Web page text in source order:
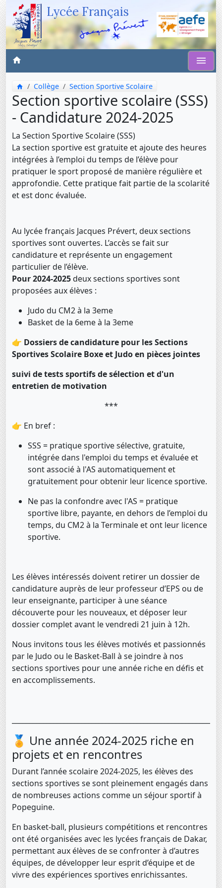
Lycée Français
Collège Section Sportive Scolaire
Section sportive scolaire (SSS)
- Candidature 2024-2025
La Section Sportive Scolaire (SSS)
La section sportive est gratuite et ajoute des heures
intégrées à l’emploi du temps de l’élève pour
pratiquer le sport proposé de manière régulière et
approfondie. Cette pratique fait partie de la scolarité
et est donc évaluée.
Au lycée français Jacques Prévert, deux sections
sportives sont ouvertes. L’accès se fait sur
candidature et représente un engagement
particulier de l’élève.
Pour 2024-2025deux sections sportives sont
proposées aux élèves :
Judo du CM2 à la 3eme
Basket de la 6eme à la 3eme
👉 Dossiers de candidature pour les Sections
Sportives Scolaire Boxe et Judo en pièces jointes
suivi de tests sportifs de sélection et d'un
entretien de motivation
***
👉 En bref :
SSS = pratique sportivesélective, gratuite,
intégrée dans l'emploi du temps et évaluée et
sont associé à l'AS automatiquement et
gratuitement pour obtenir leur licence sportive.
Ne pas la confondre avec l'AS = pratique
sportive libre, payante, en dehors de l’emploi du
temps, du CM2 à la Terminale et ont leur licence
sportive.
Les élèves intéressés doivent retirer un dossier de
candidature auprès de leur professeur d’EPS ou de
leur enseignante, participer à une séance
découverte pour les nouveaux, et déposer leur
dossier complet avant le vendredi 21 juin à 12h.
Nous invitons tous les élèves motivés et passionnés
par le Judo ou le Basket-Ball à se joindre à nos
sections sportives pour une année riche en défis et
en accomplissements.
🏅 Une année 2024-2025 riche en
projets et en rencontres
Durant l’année scolaire 2024-2025, les élèves des
sections sportives se sont pleinement engagés dans
de nombreuses actions comme un séjour sportif à
Popeguine.
En basket-ball, plusieurs compétitions et rencontres
ont été organisées avec les lycées français de Dakar,
permettant aux élèves de se confronter à d’autres
équipes, de développer leur esprit d’équipe et de
vivre des expériences sportives enrichissantes.